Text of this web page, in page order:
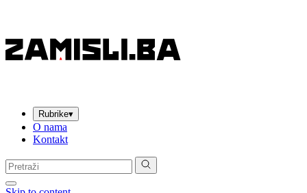
Rubrike▾
O nama
Kontakt
Pretraga: